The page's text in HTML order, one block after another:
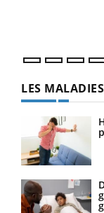
LES MALADIES